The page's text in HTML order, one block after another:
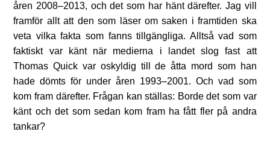
åren 2008–2013, och det som har hänt därefter. Jag vill
framför allt att den som läser om saken i framtiden ska
veta vilka fakta som fanns tillgängliga. Alltså vad som
faktiskt var känt när medierna i landet slog fast att
Thomas Quick var oskyldig till de åtta mord som han
hade dömts för under åren 1993–2001. Och vad som
kom fram därefter. Frågan kan ställas: Borde det som var
känt och det som sedan kom fram ha fått fler på andra
tankar?